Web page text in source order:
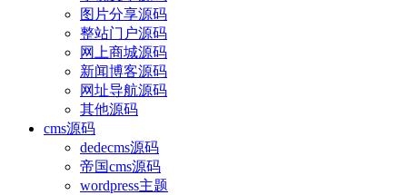
图片分享源码
整站门户源码
网上商城源码
新闻博客源码
网址导航源码
其他源码
cms源码
dedecms源码
帝国cms源码
wordpress主题